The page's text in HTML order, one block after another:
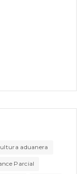
aduanera
Parcial